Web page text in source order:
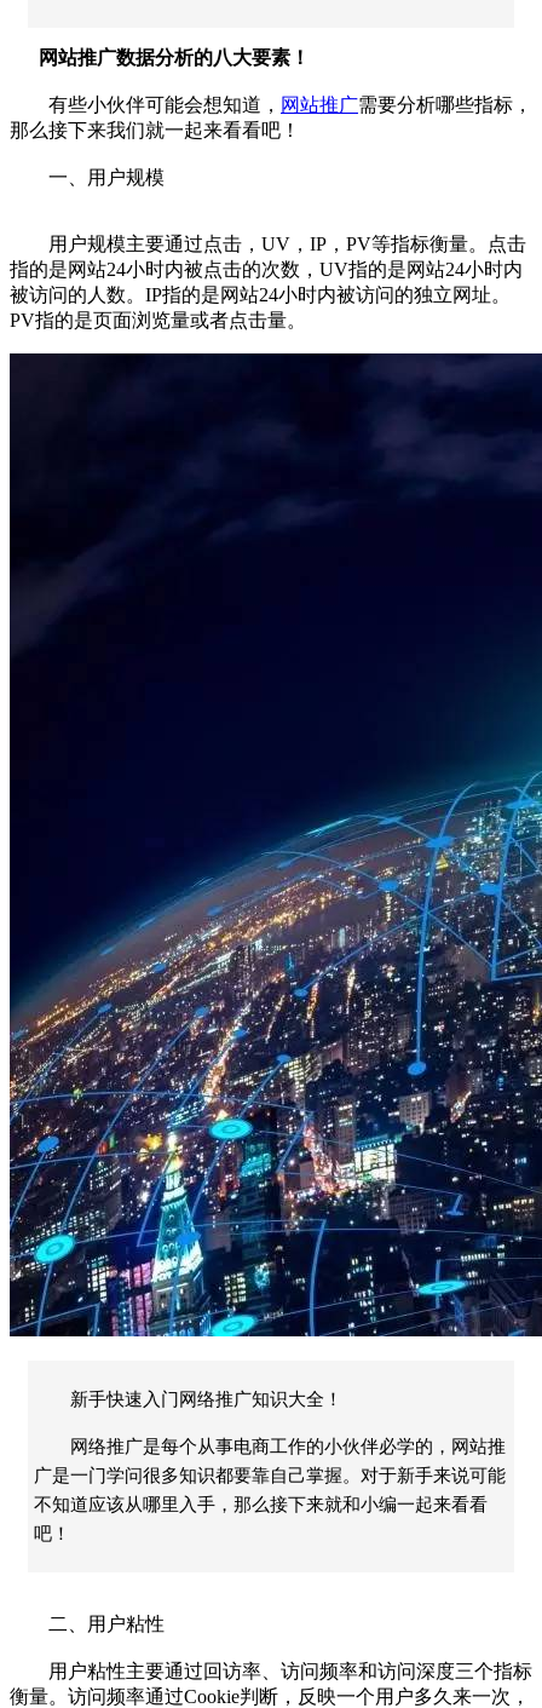
网站推广数据分析的八大要素！
有些小伙伴可能会想知道， 网站推广需要分析哪些指标，
那么接下来我们就一起来看看吧！
一、用户规模
用户规模主要通过点击，UV，IP，PV等指标衡量。点击
指的是网站24小时内被点击的次数，UV指的是网站24小时内
被访问的人数。IP指的是网站24小时内被访问的独立网址。
PV指的是页面浏览量或者点击量。
新手快速入门网络推广知识大全！
网络推广是每个从事电商工作的小伙伴必学的，网站推
广是一门学问很多知识都要靠自己掌握。对于新手来说可能
不知道应该从哪里入手，那么接下来就和小编一起来看看
吧！
二、用户粘性
用户粘性主要通过回访率、访问频率和访问深度三个指标
衡量。访问频率通过Cookie判断，反映一个用户多久来一次，